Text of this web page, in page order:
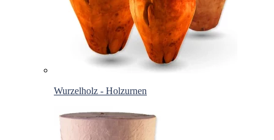
Wurzelholz - Holzurnen